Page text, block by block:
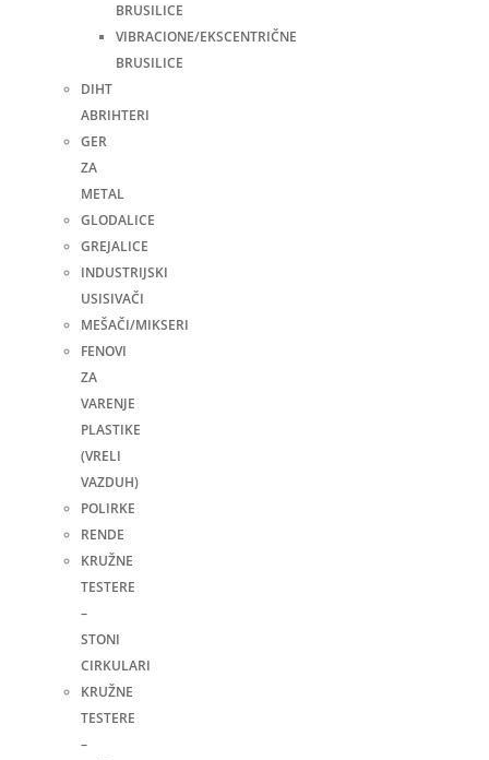
BRUSILICE
VIBRACIONE/EKSCENTRIČNE
BRUSILICE
DIHT
ABRIHTERI
GER
ZA
METAL
GLODALICE
GREJALICE
INDUSTRIJSKI
USISIVAČI
MEŠAČI/MIKSERI
FENOVI
ZA
VARENJE
PLASTIKE
(VRELI
VAZDUH)
POLIRKE
RENDE
KRUŽNE
TESTERE
–
STONI
CIRKULARI
KRUŽNE
TESTERE
–